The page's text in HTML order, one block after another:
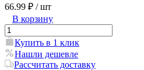
66.99 ₽ / шт
В корзину
Купить в 1 клик
Нашли дешевле
Рассчитать доставку